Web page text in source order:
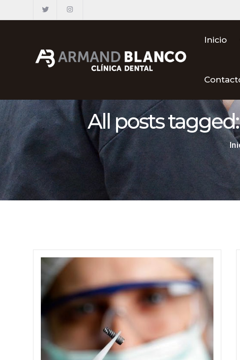
Inicio
All posts